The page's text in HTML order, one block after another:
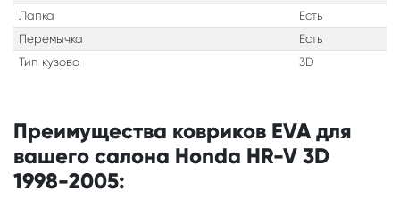
Лапка
Есть
Перемычка
Есть
Тип кузова
3D
Преимущества ковриков EVA для
вашего салона Honda HR-V 3D
1998-2005: